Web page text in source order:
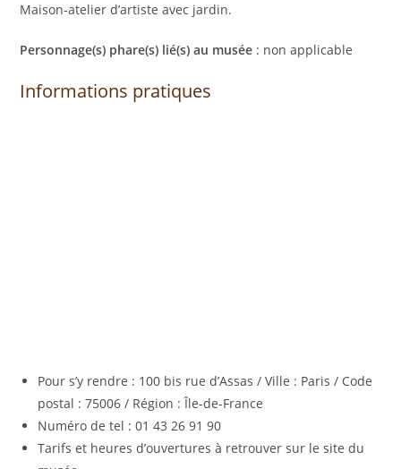
Maison-atelier d’artiste avec jardin.
Personnage(s) phare(s) lié(s) au musée : non applicable
Informations pratiques
Pour s’y rendre : 100 bis rue d’Assas / Ville : Paris / Code
postal : 75006 / Région : Île-de-France
Numéro de tel : 01 43 26 91 90
Tarifs et heures d’ouvertures à retrouver sur le site du